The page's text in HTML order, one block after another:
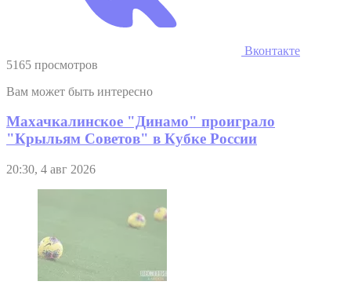
Вконтакте
5165 просмотров
Вам может быть интересно
Махачкалинское "Динамо" проиграло
"Крыльям Советов" в Кубке России
20:30, 4 авг 2026